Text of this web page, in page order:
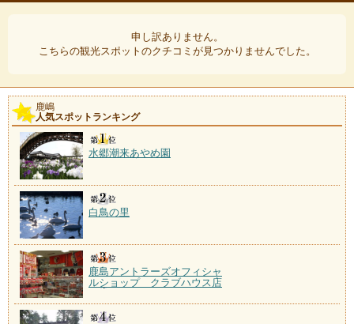
申し訳ありません。
こちらの観光スポットのクチコミが見つかりませんでした。
鹿嶋
人気スポットランキング
水郷潮来あやめ園
白鳥の里
鹿島アントラーズオフィシャ
ルショップ クラブハウス店